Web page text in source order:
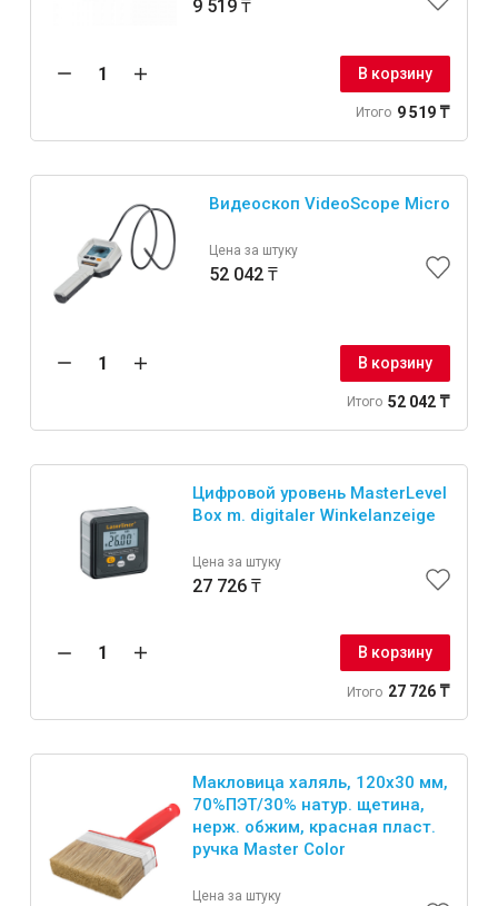
9 519 ₸
В корзину
Итого 9 519 ₸
Видеоскоп VideoScope Micro
Цена за штуку
52 042 ₸
В корзину
Итого 52 042 ₸
Цифровой уровень MasterLevel
Box m. digitaler Winkelanzeige
Цена за штуку
27 726 ₸
В корзину
Итого 27 726 ₸
Макловица халяль, 120х30 мм,
70%ПЭT/30% натур. щетина,
нерж. обжим, красная пласт.
ручка Master Color
Цена за штуку